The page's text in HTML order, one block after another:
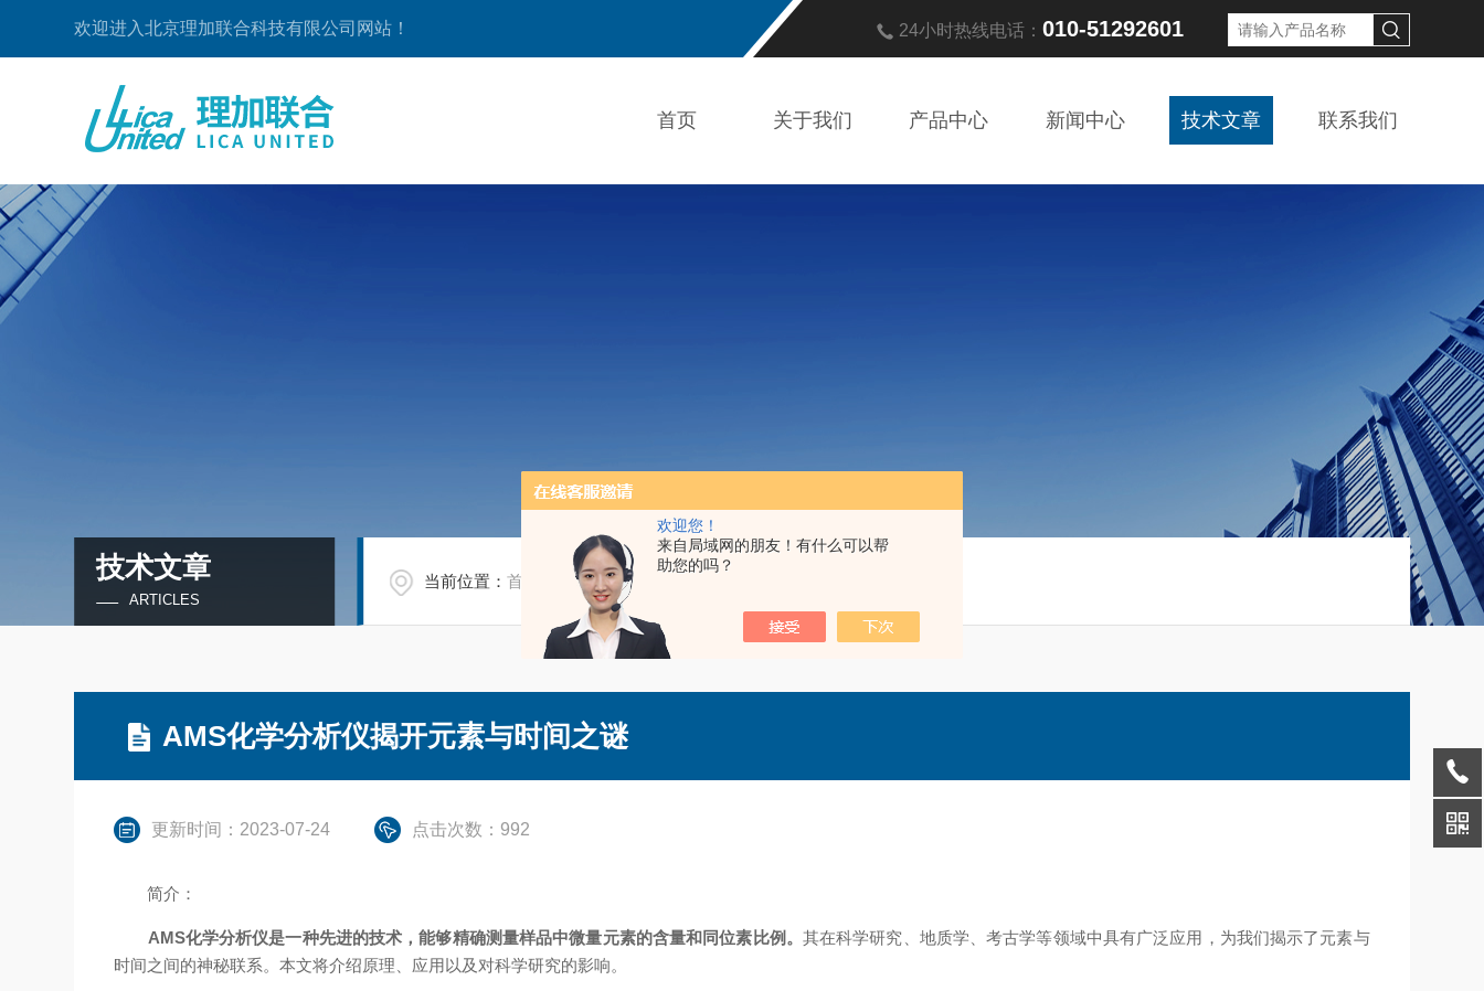
欢迎您！
来自局域网的朋友！有什么可以帮
助您的吗？
欢迎进入北京理加联合科技有限公司网站！ 24小时热线电话： 010-51292601
首页 关于我们 产品中心 新闻中心 技术文章 联系我们
技术文章
ARTICLES
当前位置：首页 技术文章/ AMS化学分析仪揭开元素与时间之谜
AMS化学分析仪揭开元素与时间之谜
更新时间：2023-07-24 点击次数：992
简介：
AMS化学分析仪是一种先进的技术，能够精确测量样品中微量元素的含量和同位素比例。 其在科学研究、地质学、考古学等领域中具有广泛应用，为我们揭示了元素与
时间之间的神秘联系。本文将介绍原理、应用以及对科学研究的影响。